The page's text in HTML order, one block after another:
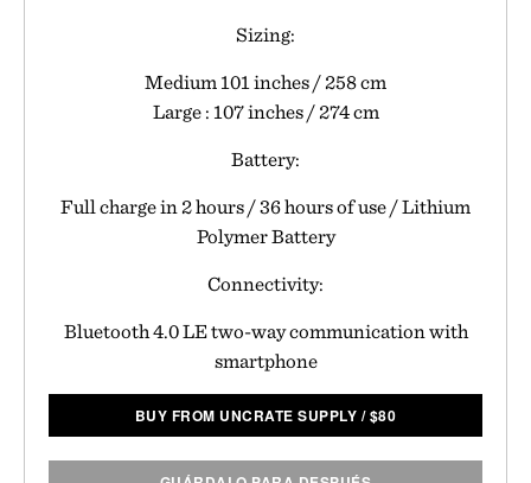
Sizing:
Medium 101 inches / 258 cm
Large : 107 inches / 274 cm
Battery:
Full charge in 2 hours / 36 hours of use / Lithium
Polymer Battery
Connectivity:
Bluetooth 4.0 LE two-way communication with
smartphone
BUY FROM UNCRATE SUPPLY /$80